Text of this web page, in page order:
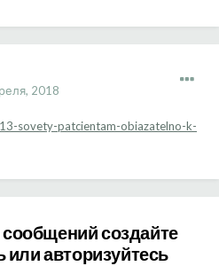
2018
sovety-patcientam-obiazatelno-k-
создайте
или авторизуйтесь